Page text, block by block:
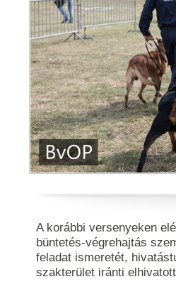
A korábbi versenyeken
büntetés-végrehajtás
feladat ismeretét,
szakterület iránti